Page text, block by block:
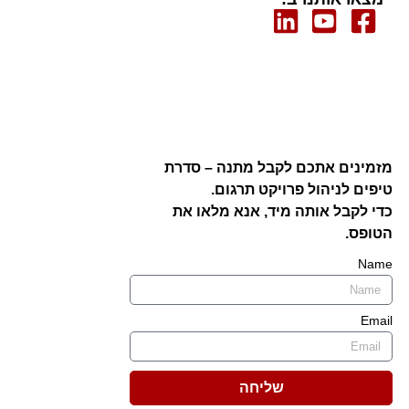
מזמינים אתכם לקבל מתנה – סדרת
טיפים לניהול פרויקט תרגום.
כדי לקבל אותה מיד, אנא מלאו את
הטופס.
Name
Email
שליחה